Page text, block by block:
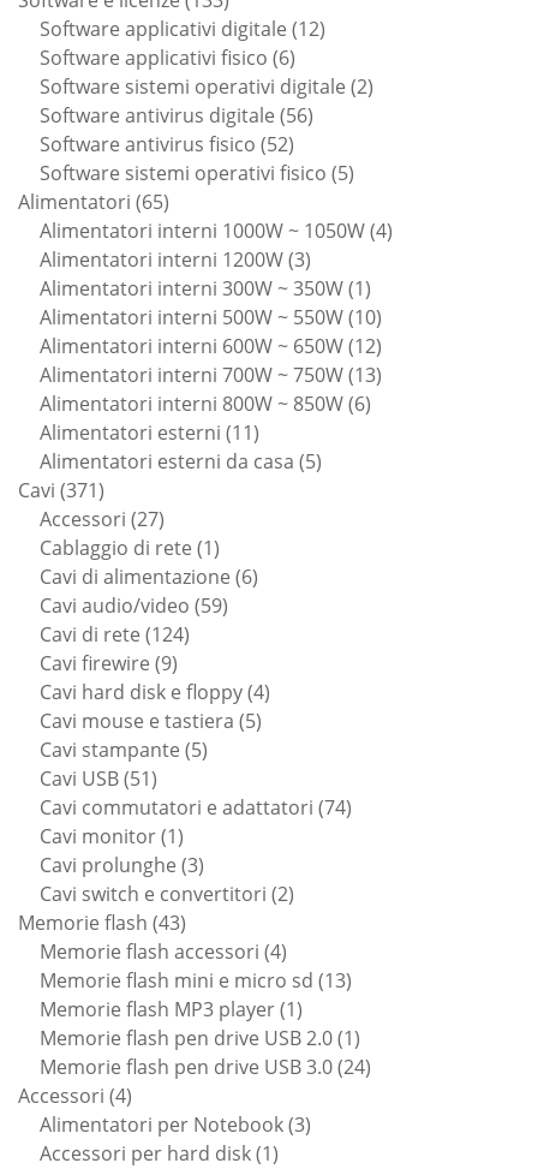
prodotti
Software applicativi digitale 1212
Software applicativi fisico 66
prodotti
Software sistemi operativi digitale 22
Software antivirus digitale 5656
Software antivirus fisico 5252
prodotti
Software sistemi operativi fisico 55
Alimentatori 6565
prodotti
Alimentatori interni 1000W ~ 1050W 44
Alimentatori interni 1200W 33
prodotti
Alimentatori interni 300W ~ 350W 11
prodotto
Alimentatori interni 500W ~ 550W 1010
prodotti
Alimentatori interni 600W ~ 650W 1212
prodotti
Alimentatori interni 700W ~ 750W 1313
Alimentatori interni 800W ~ 850W 66
Alimentatori esterni 1111
prodotti
Alimentatori esterni da casa 55
Cavi 371371
prodotti
Accessori 2727
prodotti
Cablaggio di rete 11
prodotto
Cavi di alimentazione 66
Cavi audio/video 5959
Cavi di rete 124124
Cavi firewire 99
prodotti
Cavi hard disk e floppy 44
Cavi mouse e tastiera 55
Cavi stampante 55
Cavi USB 5151
prodotti
Cavi commutatori e adattatori 7474
Cavi monitor 11
prodotto
Cavi prolunghe 33
prodotti
Cavi switch e convertitori 22
Memorie flash 4343
prodotti
Memorie flash accessori 44
prodotti
Memorie flash mini e micro sd 1313
Memorie flash MP3 player 11
prodotto
Memorie flash pen drive USB 2.0 11
prodotto
Memorie flash pen drive USB 3.0 2424
Accessori 44
prodotti
Alimentatori per Notebook 33
Accessori per hard disk 11